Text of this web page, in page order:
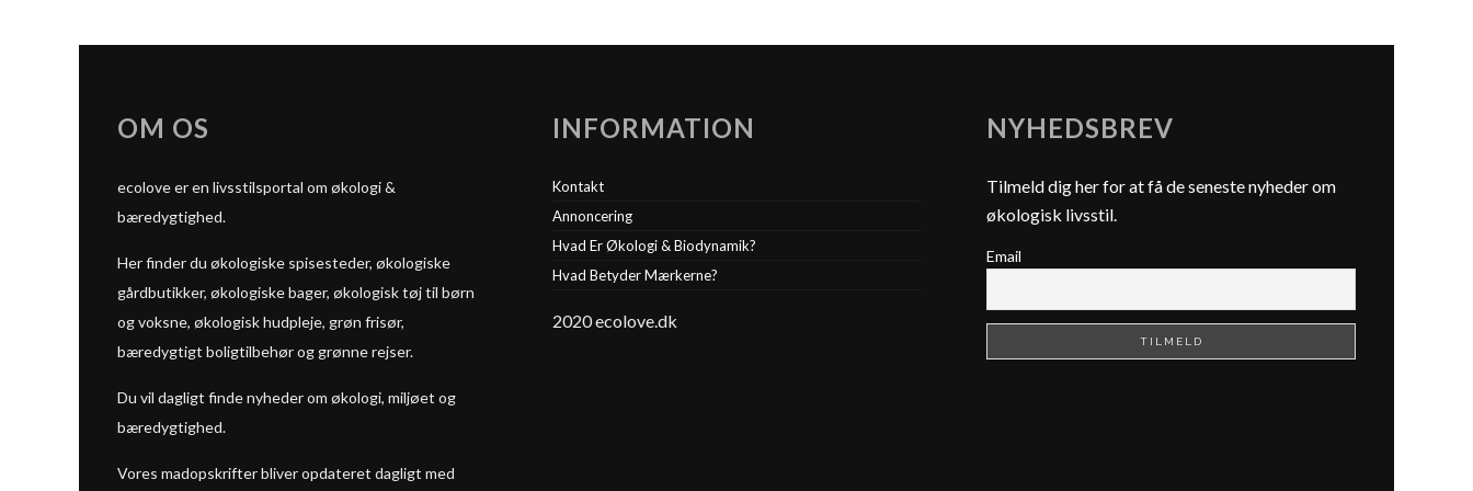
OM OS
ecolove er en livsstilsportal om økologi &
bæredygtighed.
Her finder du økologiske spisesteder, økologiske
gårdbutikker, økologiske bager, økologisk tøj til børn
og voksne, økologisk hudpleje, grøn frisør,
bæredygtigt boligtilbehør og grønne rejser.
Du vil dagligt finde nyheder om økologi, miljøet og
bæredygtighed.
Vores madopskrifter bliver opdateret dagligt med
INFORMATION
Kontakt
Annoncering
Hvad Er Økologi & Biodynamik?
Hvad Betyder Mærkerne?
2020 ecolove.dk
NYHEDSBREV
Tilmeld dig her for at få de seneste nyheder om
økologisk livsstil.
Email